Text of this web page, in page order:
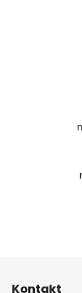
Kontakt